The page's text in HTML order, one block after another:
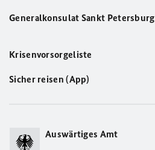
Generalkonsulat Sankt Petersburg
Krisenvorsorgeliste
Sicher reisen (App)
Auswärtiges Amt